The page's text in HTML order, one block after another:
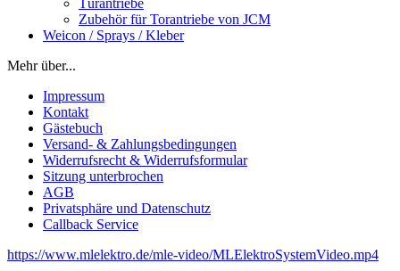
Zubehör für Torantriebe von JCM
Weicon / Sprays / Kleber
Mehr über...
Impressum
Kontakt
Gästebuch
Versand- & Zahlungsbedingungen
Widerrufsrecht & Widerrufsformular
Sitzung unterbrochen
AGB
Privatsphäre und Datenschutz
Callback Service
https://www.mlelektro.de/mle-video/MLElektroSystemVideo.mp4